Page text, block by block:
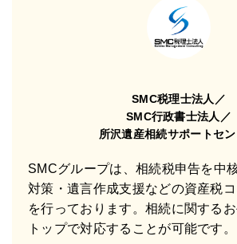
SMC税理士法人／
SMC行政書士法人／
所沢遺産相続サポートセ
SMCグループは、相続税申告を中
対策・遺言作成支援などの資産税
を行っております。相続に関する
トップで対応することが可能です。